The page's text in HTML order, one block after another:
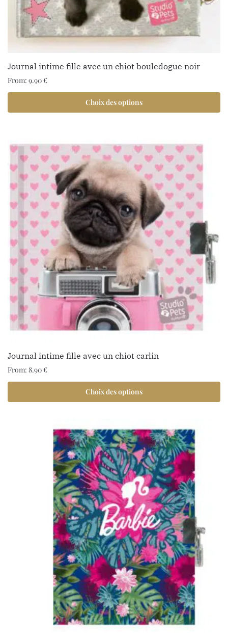
1 avis
Journal intime fille avec un chiot bouledogue noir
From: 9.90€
Choix des options
Journal intime fille avec un chiot carlin
From: 8.90€
Choix des options